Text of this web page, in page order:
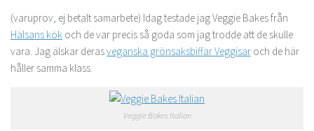
(varuprov, ej betalt samarbete) Idag testade jag Veggie Bakes från
Hälsans kök och de var precis så goda som jag trodde att de skulle
vara. Jag älskar derasveganska grönsaksbiffar Veggisar och de här
håller samma klass.
Veggie Bakes Italian